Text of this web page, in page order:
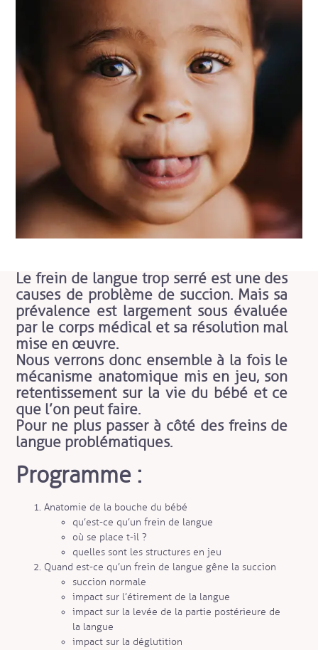
Le frein de langue trop serré est une des
causes de problème de succion. Mais sa
prévalence est largement sous évaluée
par le corps médical et sa résolution mal
mise en œuvre.
Nous verrons donc ensemble à la fois le
mécanisme anatomique mis en jeu, son
retentissement sur la vie du bébé et ce
que l’on peut faire.
Pour ne plus passer à côté des freins de
langue problématiques.
Programme :
Anatomie de la bouche du bébé
qu’est-ce qu’un frein de langue
où se place t-il ?
quelles sont les structures en jeu
Quand est-ce qu’un frein de langue gêne la succion
succion normale
impact sur l’étirement de la langue
impact sur la levée de la partie postérieure de
la langue
impact sur la déglutition